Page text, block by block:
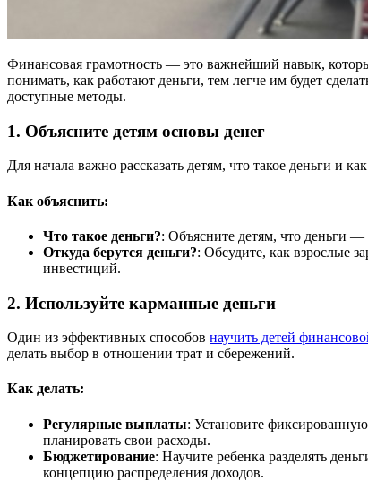
Финансовая грамотность — это важнейший навык,
понимать, как работают деньги, тем легче им будет
доступные методы.
1. Объясните детям основы денег
Для начала важно рассказать детям, что такое деньги и
Как объяснить:
Что такое деньги?: Объясните детям, что деньги —
Откуда берутся деньги?: Обсудите, как взрослые
инвестиций.
2. Используйте карманные деньги
Один из эффективных способов научить детей
делать выбор в отношении трат и сбережений.
Как делать:
Регулярные выплаты: Установите
планировать свои расходы.
Бюджетирование: Научите ребенка разделять
концепцию распределения доходов.